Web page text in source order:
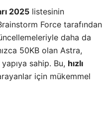
2025 listesinin
Force tarafından
daha da
50KB olan Astra,
sahip. Bu, hızlı
için mükemmel